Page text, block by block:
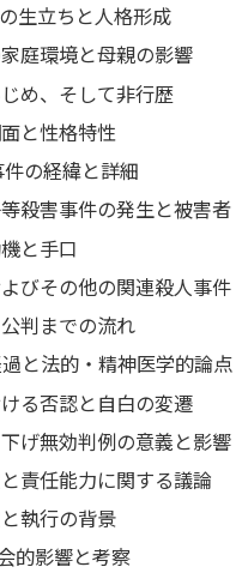
生立ちと人格形成
庭環境と母親の影響
め、そして非行歴
と性格特性
の経緯と詳細
殺害事件の発生と被害者
と手口
びその他の関連殺人事件
判までの流れ
と法的・精神医学的論点
る否認と自白の変遷
げ無効判例の意義と影響
責任能力に関する議論
執行の背景
的影響と考察